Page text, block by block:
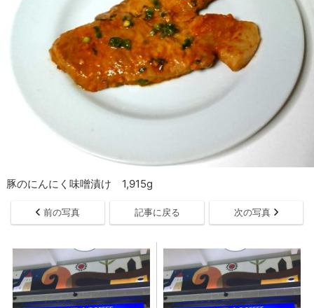
豚のにんにく味噌漬け 1,915g
前の写真 記事に戻る 次の写真